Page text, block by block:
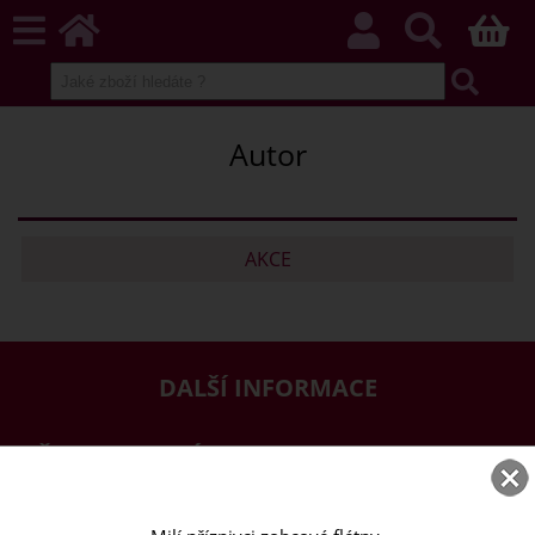
Autor
AKCE
DALŠÍ INFORMACE
PŘEJETE SI ZASÍLAT EMAILY NEWSLETTER ?